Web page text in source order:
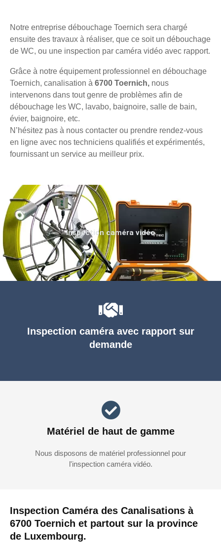
Notre entreprise débouchage Toernich sera chargé
ensuite des travaux à réaliser, que ce soit un débouchage
de WC, ou une inspection par caméra vidéo avec rapport.
Grâce à notre équipement professionnel en débouchage
Toernich, canalisation à 6700 Toernich, nous
intervenons dans tout genre de problèmes afin de
débouchage les WC, lavabo, baignoire, salle de bain,
évier, baignoire, etc.
N’hésitez pas à nous contacter ou prendre rendez-vous
en ligne avec nos techniciens qualifiés et expérimentés,
fournissant un service au meilleur prix.
Inspection Caméra des Canalisations à
6700 Toernich et partout sur la province
de Luxembourg.
Inspection caméra avec rapport sur
demande
Matériel de haut de gamme
Nous disposons de matériel professionnel pour
l'inspection caméra vidéo.
Inspection caméra vidéo